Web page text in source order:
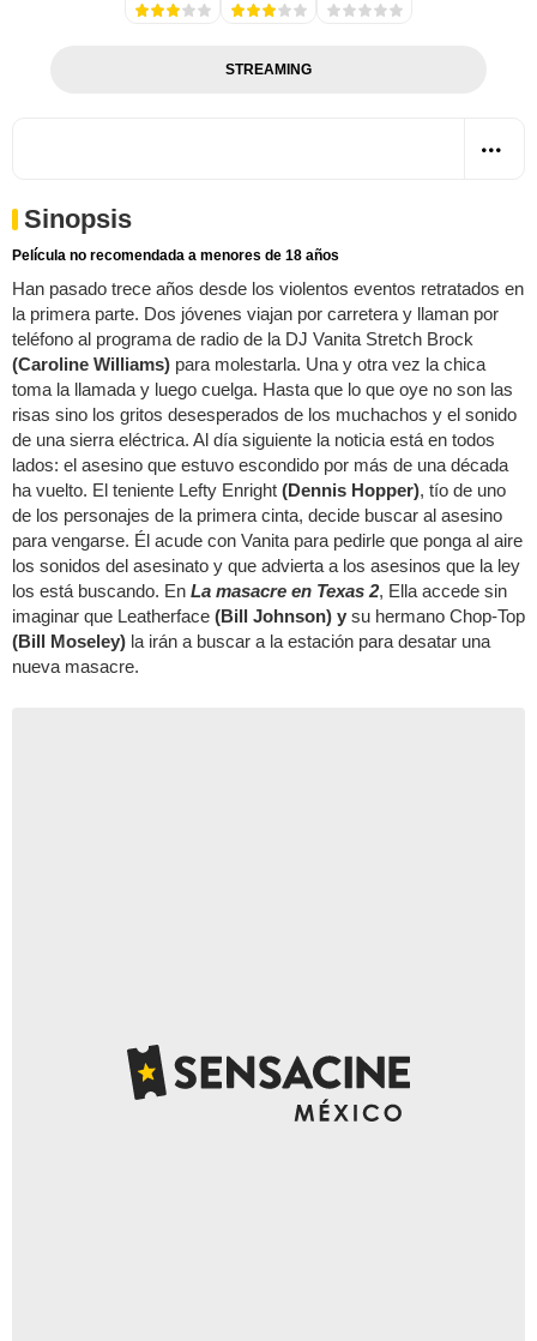
STREAMING
Sinopsis
Película no recomendada a menores de 18 años
Han pasado trece años desde los violentos eventos retratados en
la primera parte. Dos jóvenes viajan por carretera y llaman por
teléfono al programa de radio de la DJ Vanita Stretch Brock
(Caroline Williams) para molestarla. Una y otra vez la chica
toma la llamada y luego cuelga. Hasta que lo que oye no son las
risas sino los gritos desesperados de los muchachos y el sonido
de una sierra eléctrica. Al día siguiente la noticia está en todos
lados: el asesino que estuvo escondido por más de una década
ha vuelto. El teniente Lefty Enright (Dennis Hopper), tío de uno
de los personajes de la primera cinta, decide buscar al asesino
para vengarse. Él acude con Vanita para pedirle que ponga al aire
los sonidos del asesinato y que advierta a los asesinos que la ley
los está buscando. En La masacre en Texas 2, Ella accede sin
imaginar que Leatherface (Bill Johnson) y su hermano Chop-Top
(Bill Moseley) la irán a buscar a la estación para desatar una
nueva masacre.